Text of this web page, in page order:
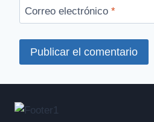
Correo electrónico *